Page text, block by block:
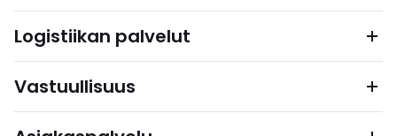
Logistiikan palvelut
Vastuullisuus